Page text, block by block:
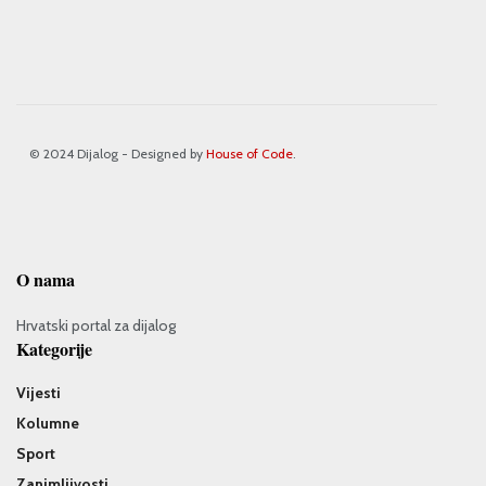
© 2024 Dijalog - Designed by House of Code
O nama
Hrvatski portal za dijalog
Kategorije
Vijesti
Kolumne
Sport